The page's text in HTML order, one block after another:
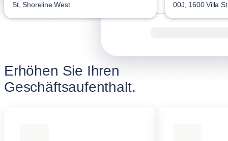
St, Shoreline West
00J, 1600 Villa
Erhöhen Sie Ihren
Geschäftsaufenthalt.